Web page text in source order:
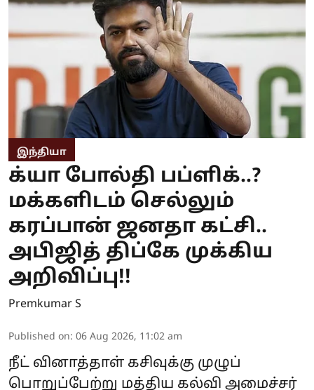
இந்தியா
க்யா போல்தி பப்ளிக்..?
மக்களிடம் செல்லும்
கரப்பான் ஜனதா கட்சி..
அபிஜித் திப்கே முக்கிய
அறிவிப்பு!!
Premkumar S
Published on: 06 Aug 2026, 11:02 am
நீட் வினாத்தாள் கசிவுக்கு முழுப்
பொறுப்பேற்று மத்திய கல்வி அமைச்சர்